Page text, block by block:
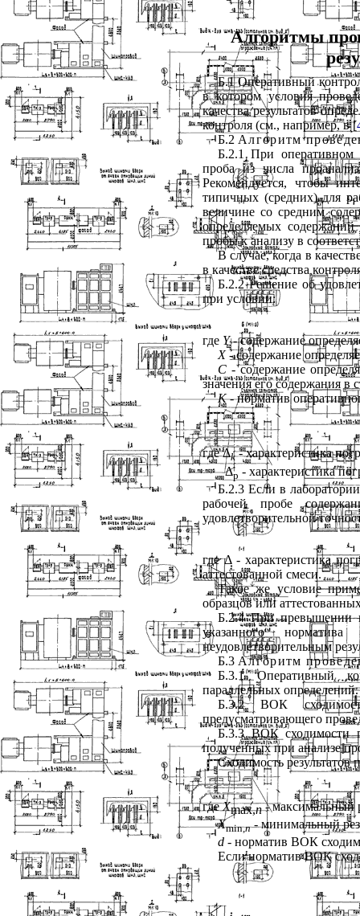
Алгоритмы
Б.1 Оперативный
в котором условия
качества результатов
контроля (см., например, в [
Б.2 Алгоритм
Б.2.1 При оперативном
проба из числа
Рекомендуется, чтобы
типичных (средних) для
величине со средним
определяемых
пробы к анализу в
В случае, когда в
в качестве средства
Б.2.2 Решение об
при условии:
где Y- содержание
X- содержание
С- содержание
значения его содержания в
K- норматив
гдеΔk- характеристика
Δp - характеристика
Б.2.3 Если в
рабочей пробе
удовлетворительной
гдеΔ- характеристика
аттестованной смеси.
Такое же условие
образцов или
Б.2.4 При превышении
указанного
неудовлетворительным
Б.3 Алгоритм
Б.3.1 Оперативный
параллельных определений.
Б.3.2 ВОК
предусматривающего
Б.3.3 ВОК сходимости
полученных при анализе
Сходимость результатов
гдеXmax,n- максимальный
Xmin,n- минимальный
d- норматив ВОК
Если норматив ВОК